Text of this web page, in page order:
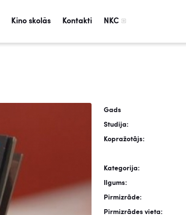
Kino skolās Kontakti NKC
Gads
Studija:
Kopražotājs:
Kategorija:
Ilgums:
Pirmizrāde:
Pirmizrādes vieta: